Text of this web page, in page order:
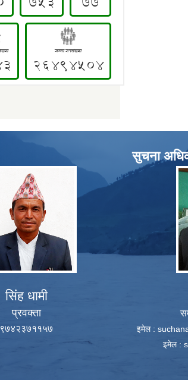
सिंह धामी
प्रवक्ता
९७४२३७११५७
सुचना
इमेल :
इमेल :